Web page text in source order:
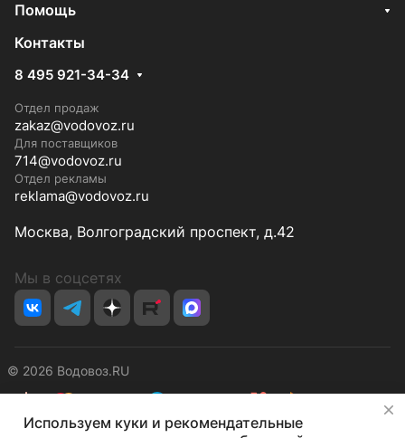
Помощь
Контакты
8 495 921-34-34
Отдел продаж
zakaz@vodovoz.ru
Для поставщиков
714@vodovoz.ru
Отдел рекламы
reklama@vodovoz.ru
Москва, Волгоградский проспект, д.42
Мы в соцсетях
© 2026 Водовоз.RU
КонфиденциальностьОферта
Используем куки и рекомендательные